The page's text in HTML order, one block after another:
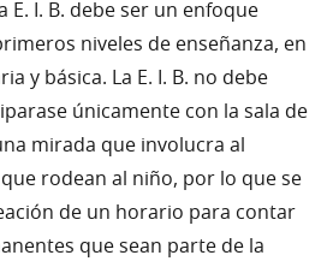
E. I. B. debe ser un enfoque
niveles de enseñanza, en
y básica. La E. I. B. no debe
únicamente con la sala de
mirada que involucra al
rodean al niño, por lo que se
de un horario para contar
que sean parte de la